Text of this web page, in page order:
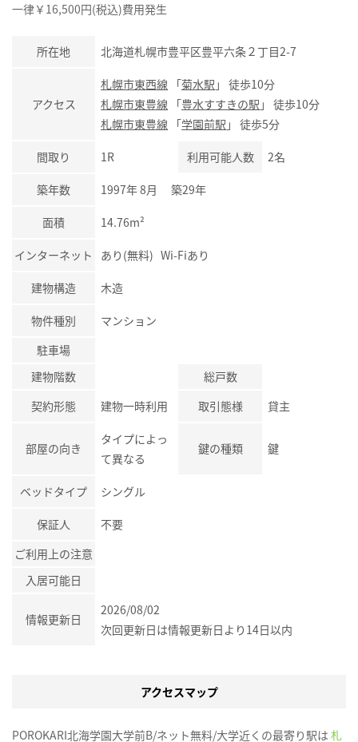
一律￥16,500円(税込)費用発生
所在地 北海道札幌市豊平区豊平六条２丁目2-7
アクセス
札幌市東西線 「菊水駅 」 徒歩10分
札幌市東豊線 「豊水すすきの駅 」 徒歩10分
札幌市東豊線 「学園前駅 」 徒歩5分
間取り 1R 利用可能人数 2名
築年数 1997年 8月 築29年
面積 14.76m²
インターネット あり(無料) Wi-Fiあり
建物構造 木造
物件種別
マンション
駐車場
建物階数
総戸数
契約形態
建物一時利用 取引態様 貸主
部屋の向き
タイプによっ
て異なる
鍵の種類 鍵
ベッドタイプ シングル
保証人
不要
ご利用上の注意
入居可能日
情報更新日
2026/08/02
次回更新日は情報更新日より14日以内
アクセスマップ
POROKARI北海学園大学前B/ネット無料/大学近くの最寄り駅は 札